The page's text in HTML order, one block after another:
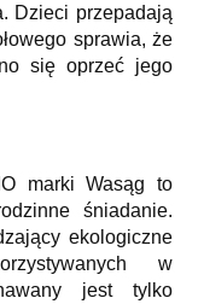
Dzieci przepadają
sprawia, że
się oprzeć jego
marki Wasąg to
śniadanie.
ekologiczne
w
jest tylko